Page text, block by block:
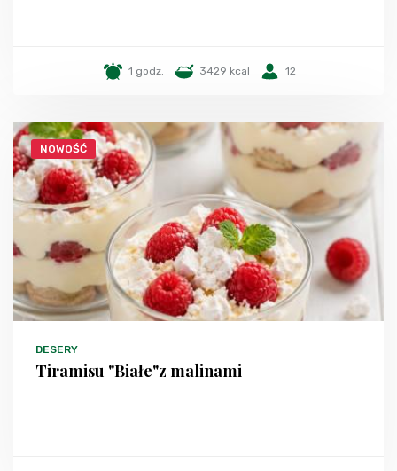
1 godz. 3429 kcal 12
NOWOŚĆ
DESERY
Tiramisu "Białe"z malinami